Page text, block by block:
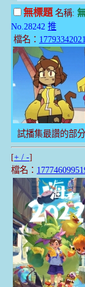
無標題名稱:
No.28242 推
檔名：
試播集最讚的部分
[+ / -]
檔名：